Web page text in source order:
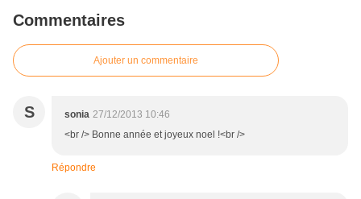
Commentaires
Ajouter un commentaire
S sonia 27/12/2013 10:46
<br /> Bonne année et joyeux noel !<br />
Répondre